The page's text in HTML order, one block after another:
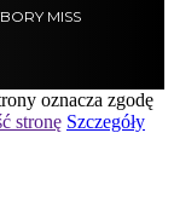
MISS
oznacza zgodę
stronę Szczegóły